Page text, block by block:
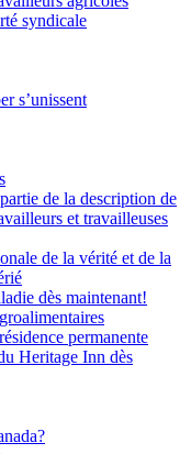
syndicale
s’unissent
de la description de
et travailleuses
de la vérité et de la
dès maintenant!
permanente
Heritage Inn dès